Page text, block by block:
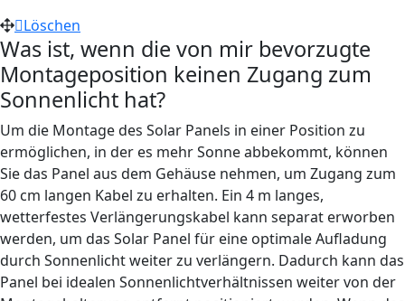
Löschen
Was ist, wenn die von mir bevorzugte
Montageposition keinen Zugang zum
Sonnenlicht hat?
Um die Montage des Solar Panels in einer Position zu
ermöglichen, in der es mehr Sonne abbekommt, können
Sie das Panel aus dem Gehäuse nehmen, um Zugang zum
60 cm langen Kabel zu erhalten. Ein 4 m langes,
wetterfestes Verlängerungskabel kann separat erworben
werden, um das Solar Panel für eine optimale Aufladung
durch Sonnenlicht weiter zu verlängern. Dadurch kann das
Panel bei idealen Sonnenlichtverhältnissen weiter von der